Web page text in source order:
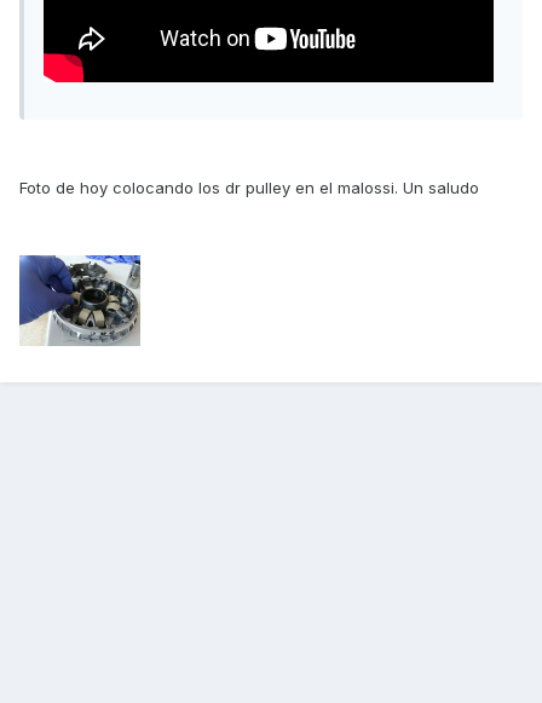
Foto de hoy colocando los dr pulley en el malossi. Un saludo